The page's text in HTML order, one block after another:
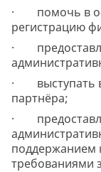
· помочь в
регистрацию
·
· выступать в
партнёра;
·
поддержанием
требованиями